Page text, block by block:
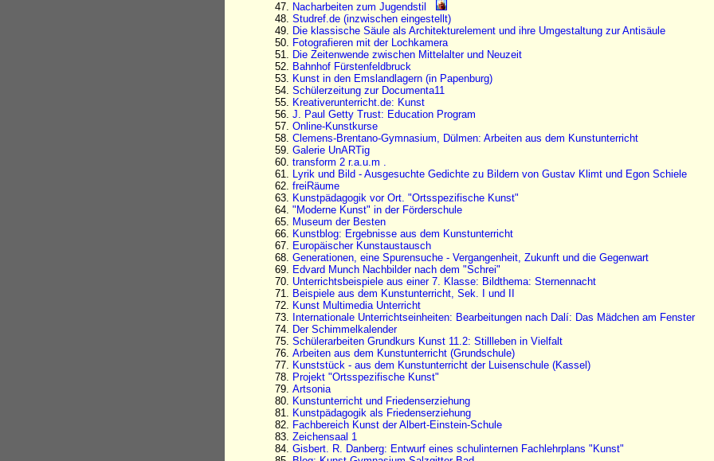
Nacharbeiten zum Jugendstil
Studref.de (inzwischen eingestellt)
Die klassische Säule als Architekturelement und ihre Umgestaltung zur Antisäule
Fotografieren mit der Lochkamera
Die Zeitenwende zwischen Mittelalter und Neuzeit
Bahnhof Fürstenfeldbruck
Kunst in den Emslandlagern (in Papenburg)
Schülerzeitung zur Documenta11
Kreativerunterricht.de: Kunst
J. Paul Getty Trust: Education Program
Online-Kunstkurse
Clemens-Brentano-Gymnasium, Dülmen: Arbeiten aus dem Kunstunterricht
Galerie UnARTig
transform 2 r.a.u.m .
Lyrik und Bild - Ausgesuchte Gedichte zu Bildern von Gustav Klimt und Egon Schiele
freiRäume
Kunstpädagogik vor Ort. "Ortsspezifische Kunst"
"Moderne Kunst" in der Förderschule
Museum der Besten
Kunstblog: Ergebnisse aus dem Kunstunterricht
Europäischer Kunstaustausch
Generationen, eine Spurensuche - Vergangenheit, Zukunft und die Gegenwart
Edvard Munch Nachbilder nach dem "Schrei"
Unterrichtsbeispiele aus einer 7. Klasse: Bildthema: Sternennacht
Beispiele aus dem Kunstunterricht, Sek. I und II
Kunst Multimedia Unterricht
Internationale Unterrichtseinheiten: Bearbeitungen nach Dalí: Das Mädchen am Fenster
Der Schimmelkalender
Schülerarbeiten Grundkurs Kunst 11.2: Stillleben in Vielfalt
Arbeiten aus dem Kunstunterricht (Grundschule)
Kunststück - aus dem Kunstunterricht der Luisenschule (Kassel)
Projekt "Ortsspezifische Kunst"
Artsonia
Kunstunterricht und Friedenserziehung
Kunstpädagogik als Friedenserziehung
Fachbereich Kunst der Albert-Einstein-Schule
Zeichensaal 1
Gisbert. R. Danberg: Entwurf eines schulinternen Fachlehrplans "Kunst"